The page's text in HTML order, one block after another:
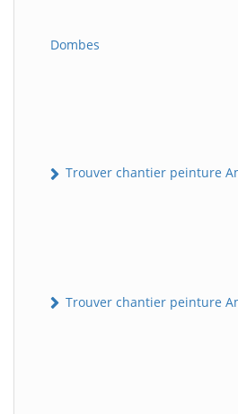
Dombes
Trouver chantier peinture
Trouver chantier peinture